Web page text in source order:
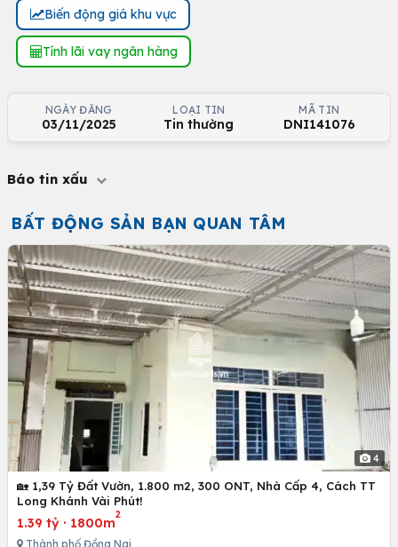
Biến động giá khu vực
Tính lãi vay ngân hàng
NGÀY ĐĂNG
03/11/2025
LOẠI TIN
Tin thường
MÃ TIN
DNI141076
Báo tin xấu
BẤT ĐỘNG SẢN BẠN QUAN TÂM
4
🏡 1,39 Tỷ Đất Vườn, 1.800 m2, 300 ONT, Nhà Cấp 4, Cách TT
Long Khánh Vài Phút!
1.39 tỷ · 1800m
2
Thành phố Đồng Nai